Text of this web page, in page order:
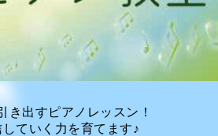
き出すピアノレッスン！
ていく力を育てます♪